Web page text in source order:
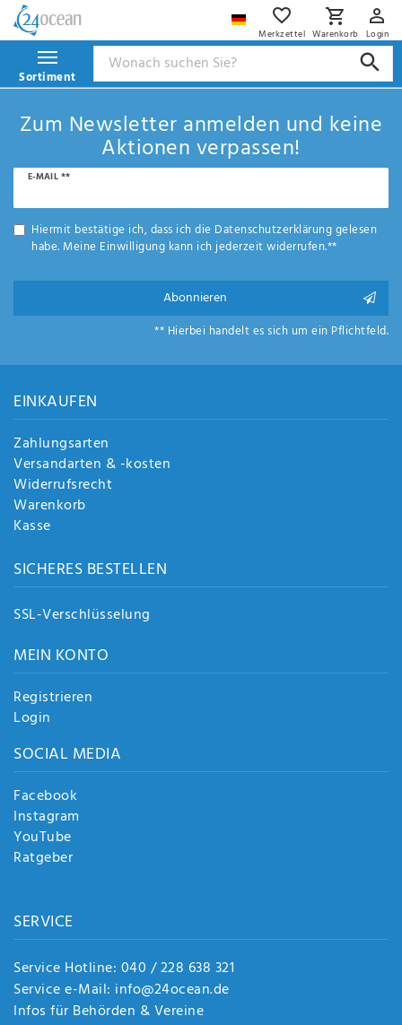
Merkzettel Warenkorb Login
Sortiment
Zum Newsletter anmelden und keine
Aktionen verpassen!
E-MAIL **
Newsletter
Hiermit bestätige ich, dass ich die Daten­schutz­erklärunggelesen
habe. Meine Einwilligung kann ich jederzeit widerrufen.**
Abonnieren
** Hierbei handelt es sich um ein Pflichtfeld.
EINKAUFEN
Zahlungsarten
Versandarten & -kosten
Widerrufsrecht
Warenkorb
Kasse
SICHERES BESTELLEN
SSL-Verschlüsselung
MEIN KONTO
Registrieren
Login
SOCIAL MEDIA
Facebook
Instagram
YouTube
Ratgeber
SERVICE
Service Hotline: 040 / 228 638 321
Service e-Mail: info@24ocean.de
Infos für Behörden & Vereine